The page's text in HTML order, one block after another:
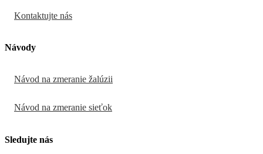
Kontaktujte nás
Návody
Návod na zmeranie žalúzii
Návod na zmeranie sieťok
Sledujte nás